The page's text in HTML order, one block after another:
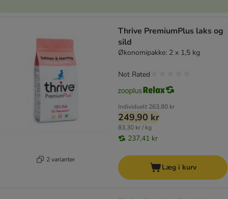
2 varianter
Thrive PremiumPlus laks og
sild
Økonomipakke: 2 x 1,5 kg
Individuelt 263,80 kr
249,90 kr
83,30 kr / kg
237,41 kr
Not Rated
Læg i kurv